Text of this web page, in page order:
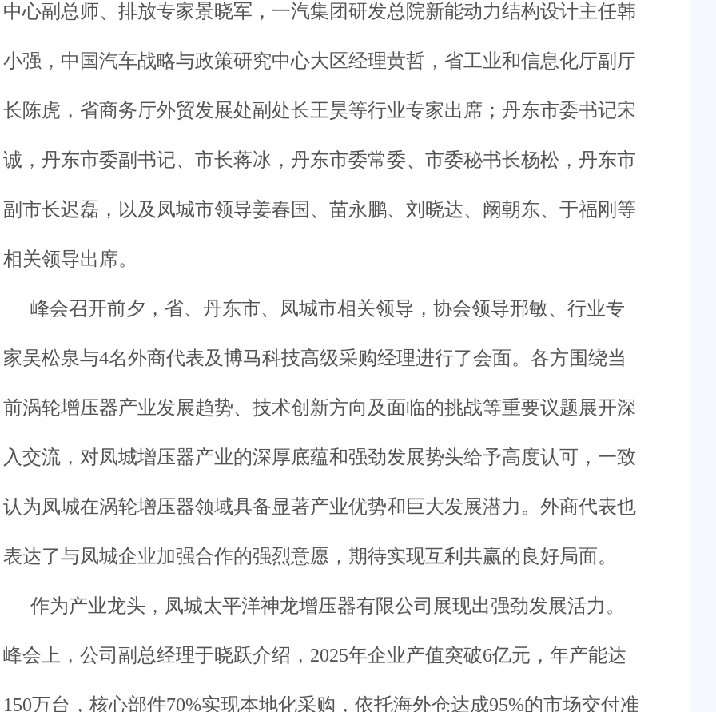
中心副总师、排放专家景晓军，一汽集团研发总院新能动力结构设计主任韩
小强，中国汽车战略与政策研究中心大区经理黄哲，省工业和信息化厅副厅
长陈虎，省商务厅外贸发展处副处长王昊等行业专家出席；丹东市委书记宋
诚，丹东市委副书记、市长蒋冰，丹东市委常委、市委秘书长杨松，丹东市
副市长迟磊，以及凤城市领导姜春国、苗永鹏、刘晓达、阚朝东、于福刚等
相关领导出席。
峰会召开前夕，省、丹东市、凤城市相关领导，协会领导邢敏、行业专
家吴松泉与4名外商代表及博马科技高级采购经理进行了会面。各方围绕当
前涡轮增压器产业发展趋势、技术创新方向及面临的挑战等重要议题展开深
入交流，对凤城增压器产业的深厚底蕴和强劲发展势头给予高度认可，一致
认为凤城在涡轮增压器领域具备显著产业优势和巨大发展潜力。外商代表也
表达了与凤城企业加强合作的强烈意愿，期待实现互利共赢的良好局面。
作为产业龙头，凤城太平洋神龙增压器有限公司展现出强劲发展活力。
峰会上，公司副总经理于晓跃介绍， 2025年企业产值突破6亿元，年产能达
150万台，核心部件70%实现本地化采购，依托海外仓达成95%的市场交付准